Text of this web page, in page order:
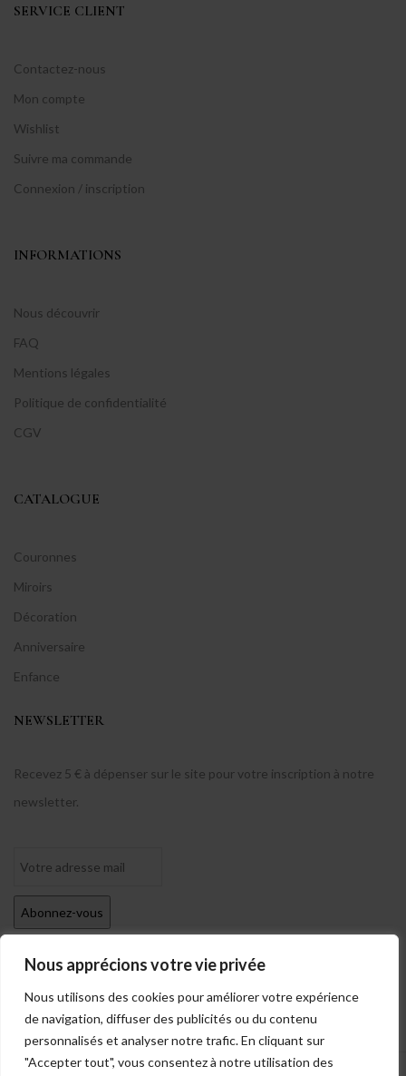
Nous apprécions votre vie privée
Nous utilisons des cookies pour améliorer votre expérience
de navigation, diffuser des publicités ou du contenu
personnalisés et analyser notre trafic. En cliquant sur
"Accepter tout", vous consentez à notre utilisation des
SERVICE CLIENT
Contactez-nous
Mon compte
Wishlist
Suivre ma commande
Connexion / inscription
INFORMATIONS
Nous découvrir
FAQ
Mentions légales
Politique de confidentialité
CGV
CATALOGUE
Couronnes
Miroirs
Décoration
Anniversaire
Enfance
NEWSLETTER
Recevez 5 € à dépenser sur le site pour votre inscription à notre
newsletter.